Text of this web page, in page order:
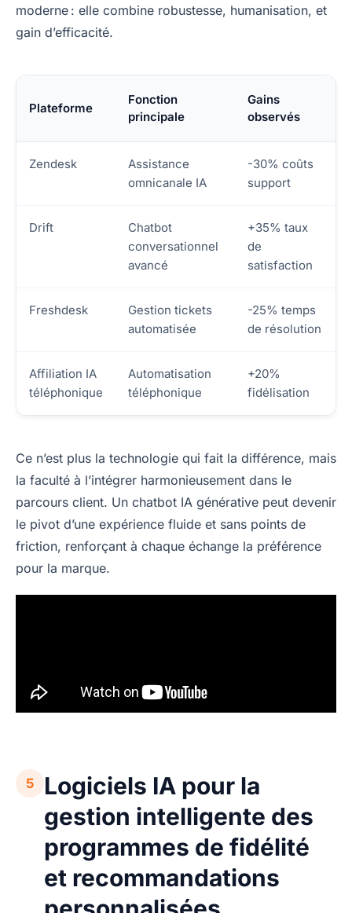
moderne : elle combine robustesse, humanisation, et
gain d’efficacité.
Plateforme
Fonction
principale
Gains
observés
Zendesk
Assistance
omnicanale IA
-30% coûts
support
Drift
Chatbot
conversationnel
avancé
+35% taux
de
satisfaction
Freshdesk
Gestion tickets
automatisée
-25% temps
de résolution
Affiliation IA
téléphonique
Automatisation
téléphonique
+20%
fidélisation
Ce n’est plus la technologie qui fait la différence, mais
la faculté à l’intégrer harmonieusement dans le
parcours client. Un chatbot IA générative peut devenir
le pivot d’une expérience fluide et sans points de
friction, renforçant à chaque échange la préférence
pour la marque.
5
Logiciels IA pour la
gestion intelligente des
programmes de fidélité
et recommandations